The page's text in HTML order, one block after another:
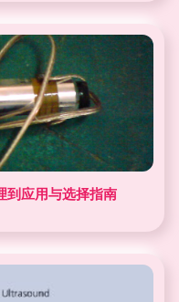
到应用与选择指南